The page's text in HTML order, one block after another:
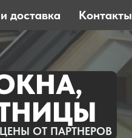
доставка Контакты
ОТ ПАРТНЕРОВ